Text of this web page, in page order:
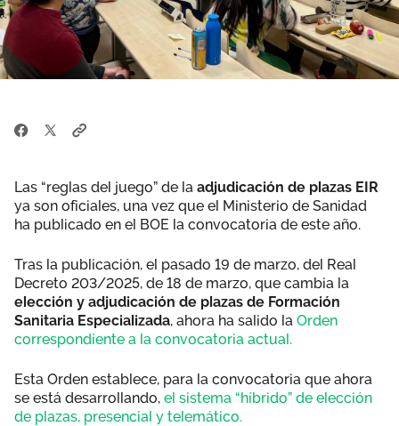
Las “reglas del juego” de la adjudicación de plazas EIR
ya son oficiales, una vez que el Ministerio de Sanidad
ha publicado en el BOE la convocatoria de este año.
Tras la publicación, el pasado 19 de marzo, del Real
Decreto 203/2025, de 18 de marzo, que cambia la
elección y adjudicación de plazas de Formación
Sanitaria Especializada, ahora ha salido la Orden
correspondiente a la convocatoria actual.
Esta Orden establece, para la convocatoria que ahora
se está desarrollando, el sistema “híbrido” de elección
de plazas, presencial y telemático.